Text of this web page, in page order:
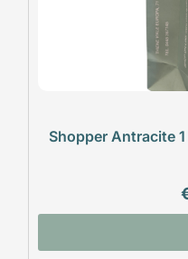
Shopper Antracite